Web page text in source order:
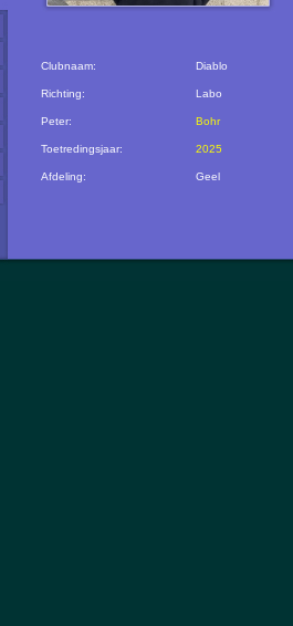
Clubnaam: Diablo
Richting: Labo
Peter: Bohr
Toetredingsjaar: 2025
Afdeling: Geel